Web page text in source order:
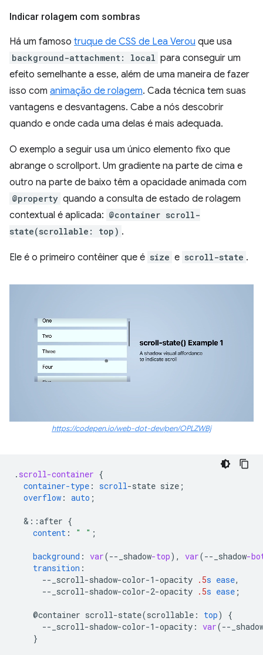
Indicar rolagem com sombras
Há um famoso truque de CSS de Lea Verou que usa
background-attachment: local para conseguir um
efeito semelhante a esse, além de uma maneira de fazer
isso com animação de rolagem. Cada técnica tem suas
vantagens e desvantagens. Cabe a nós descobrir
quando e onde cada uma delas é mais adequada.
O exemplo a seguir usa um único elemento fixo que
abrange o scrollport. Um gradiente na parte de cima e
outro na parte de baixo têm a opacidade animada com
@property quando a consulta de estado de rolagem
contextual é aplicada: @container scroll-
state(scrollable: top) .
Ele é o primeiro contêiner que é size e scroll-state .
https://codepen.io/web-dot-dev/pen/OPLZWBj
. scroll-container {
container-type : scroll-state size ;
overflow : auto ;
& ::after {
content : " " ;
background : var(-- _shadow-top), var(-- _shadow-
transition :
-- _scroll-shadow-color-1-opacity .5s ease,
-- _scroll-shadow-color-2-opacity .5s ease ;
@container scroll-state(scrollable : top)
{
-- _scroll-shadow-color-1-opacity : var(--
}